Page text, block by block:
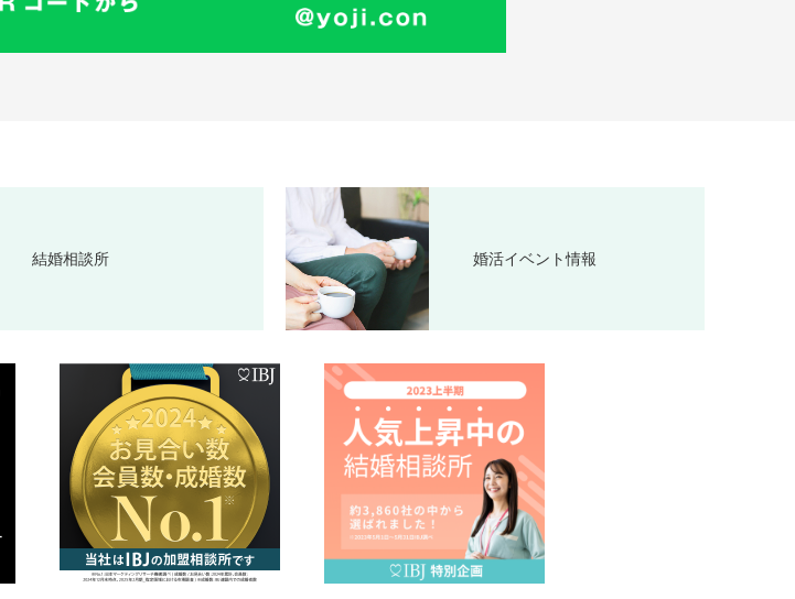
結婚相談所 婚活イベント情報